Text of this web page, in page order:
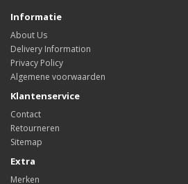
Informatie
About Us
Delivery Information
Privacy Policy
Algemene voorwaarden
Klantenservice
Contact
Retourneren
Sitemap
Extra
Merken